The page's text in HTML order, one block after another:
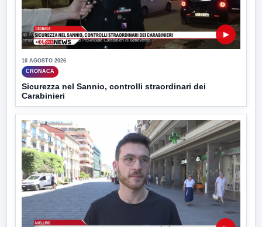
▶
10 AGOSTO 2026
CRONACA
Sicurezza nel Sannio, controlli straordinari dei
Carabinieri